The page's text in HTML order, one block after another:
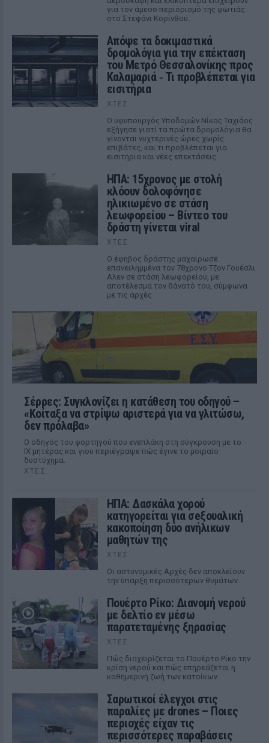
για τον άμεσο περιορισμό της φωτιάς
στο Στεφάνι Κορίνθου.
Απόψε τα δοκιμαστικά
δρομολόγια για την επέκταση
του Μετρό Θεσσαλονίκης προς
Καλαμαριά ‑ Τι προβλέπεται για
εισιτήρια
ΧΤΕΣ
Ο υφυπουργός Υποδομών Νίκος Ταχιάος
εξήγησε γιατί τα πρώτα δρομολόγια θα
γίνονται νυχτερινές ώρες χωρίς
επιβάτες, και τι προβλέπεται για
εισιτήρια και νέες επεκτάσεις.
ΗΠΑ: 15χρονος με στολή
κλόουν δολοφόνησε
ηλικιωμένο σε στάση
λεωφορείου – Βίντεο του
δράστη γίνεται viral
ΧΤΕΣ
Ο έφηβος δράστης μαχαίρωσε
επανειλημμένα τον 78χρονο Τζον Γουέσλι
Αλεν σε στάση λεωφορείου, με
αποτέλεσμα τον θάνατό του, σύμφωνα
με τις αρχές
Σέρρες: Συγκλονίζει η κατάθεση του οδηγού –
«Κοίταξα να στρίψω αριστερά για να γλιτώσω,
δεν πρόλαβα»
Ο οδηγός του φορτηγού που ενεπλάκη στη σύγκρουση με το
ΙΧ μητέρας και γιου περιέγραψε πώς έγινε το μοιραίο
δυστύχημα.
ΧΤΕΣ
ΗΠΑ: Δασκάλα χορού
κατηγορείται για σeξουαλική
κακοποίηση δύο ανήλικων
μαθητών της
ΧΤΕΣ
Οι αστυνομικές Αρχές δεν αποκλείουν
την ύπαρξη περισσότερων θυμάτων
Πουέρτο Ρίκο: Διανομή νερού
με δελτίο εν μέσω
παρατεταμένης ξηρασίας
ΧΤΕΣ
Πώς διαχειρίζεται το Πουέρτο Ρίκο την
κρίση νερού και πώς επηρεάζεται η
καθημερινή ζωή των κατοίκων
Σαρωτικοί έλεγχοι στις
παραλίες με drones – Ποιες
περιοχές είχαν τις
περισσότερες παραβάσεις